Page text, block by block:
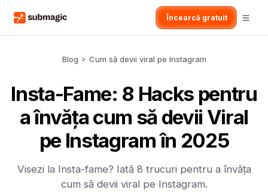
Încearcă gratuit
Blog > Cum să devii viral pe Instagram
Insta-Fame: 8 Hacks pentru
a învăța cum să devii Viral
pe Instagram în 2025
Visezi la Insta-fame? Iată 8 trucuri pentru a învăța
cum să devii viral pe Instagram.